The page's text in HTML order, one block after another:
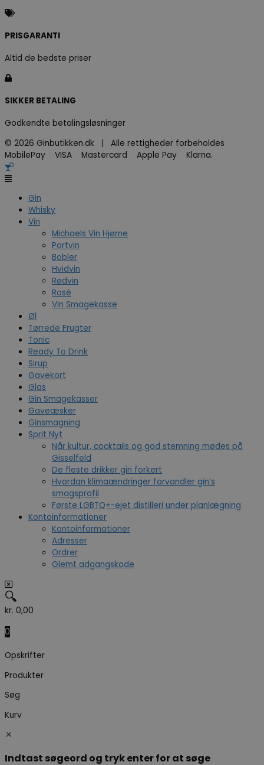
PRISGARANTI
Altid de bedste priser
SIKKER BETALING
Godkendte betalingsløsninger
© 2026 Ginbutikken.dk | Alle rettigheder forbeholdes
MobilePay VISA Mastercard Apple Pay Klarna.
Gin
Whisky
Vin
Michaels Vin Hjørne
Portvin
Bobler
Hvidvin
Rødvin
Rosé
Vin Smagekasse
Øl
Tørrede Frugter
Tonic
Ready To Drink
Sirup
Gavekort
Glas
Gin Smagekasser
Gaveæsker
Ginsmagning
Sprit Nyt
Når kultur, cocktails og god stemning mødes på
Gisselfeld
De fleste drikker gin forkert
Hvordan klimaændringer forvandler gin’s
smagsprofil
Første LGBTQ+-ejet distilleri under planlægning
Kontoinformationer
Kontoinformationer
Adresser
Ordrer
Glemt adgangskode
🔍
kr. 0,00
0
Opskrifter
Produkter
Søg
Kurv
Indtast søgeord og tryk enter for at søge